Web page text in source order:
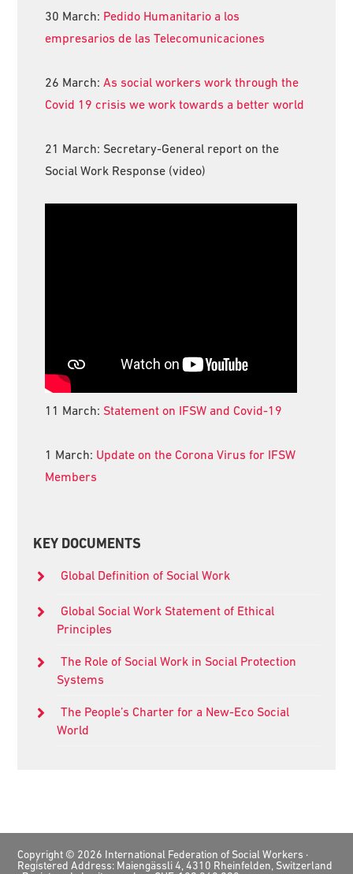
30 March: Pedido Humanitario a los
empresarios de las Telecomunicaciones
26 March:As social workers work through the
Covid 19 crisis we work towards a better world
21 March: Secretary-General report on the
Social Work Response (video)
11 March: Statement on IFSW and Covid-19
1 March: Update on the Corona Virus for IFSW
Members
KEY DOCUMENTS
Global Definition of Social Work
Global Social Work Statement of Ethical
Principles
The Role of Social Work in Social Protection
Systems
The People’s Charter for a New-Eco Social
World
Footer
Copyright © 2026 International Federation of Social Workers ·
Registered Address: Maiengässli 4, 4310 Rheinfelden, Switzerland